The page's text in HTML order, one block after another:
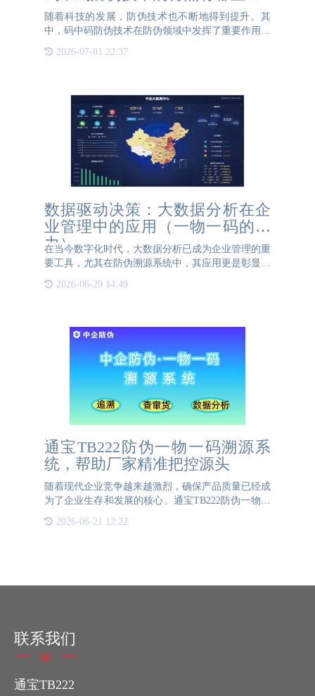
随着科技的发展，防伪技术也不断地得到提升。其
中，码中码防伪技术在防伪领域中发挥了重要作用。
码中码防伪技术是一种先进的反伪造技术，它利用二
维码和条形码等码制，在原有码的基础上嵌入另一个
2026-07-01 22:37
数据驱动决策：大数据分析在企
业管理中的应用（一物一码的魅
力）
在当今数字化时代，大数据分析已成为企业管理的重
要工具，尤其在防伪溯源系统中，其应用更是彰显了
数据驱动决策的力量。 防伪溯源系统集成了物联
网、大数据和云计算等先进技术，通过为每件产品赋
2026-06-29 14:49
通宝TB222防伪一物一码溯源系
统，帮助厂家精准把控源头
随着现代企业竞争越来越激烈，确保产品质量已经成
为了企业生存和发展的核心。通宝TB222防伪一物一
码溯源系统作为现代技术的产物，为企业提供了一个
高效、可靠的解决方案。通过建立起从采购原材料到
2026-06-21 12:22
联系我们
通宝TB222